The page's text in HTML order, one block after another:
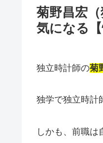
菊野昌宏
気になる【
独立時計師の菊
独学で独立時計
しかも、前職は